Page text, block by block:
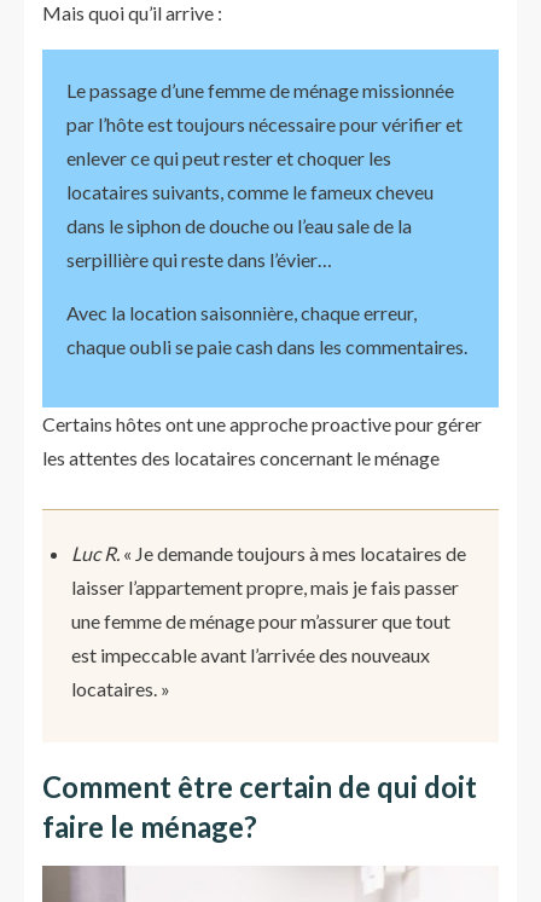
Mais quoi qu’il arrive :
Le passage d’une femme de ménage missionnée
par l’hôte est toujours nécessaire pour vérifier et
enlever ce qui peut rester et choquer les
locataires suivants, comme le fameux cheveu
dans le siphon de douche ou l’eau sale de la
serpillière qui reste dans l’évier…
Avec la location saisonnière, chaque erreur,
chaque oubli se paie cash dans les commentaires.
Certains hôtes ont une approche proactive pour gérer
les attentes des locataires concernant le ménage
Luc R. « Je demande toujours à mes locataires de
laisser l’appartement propre, mais je fais passer
une femme de ménage pour m’assurer que tout
est impeccable avant l’arrivée des nouveaux
locataires. »
Comment être certain de qui doit
faire le ménage?